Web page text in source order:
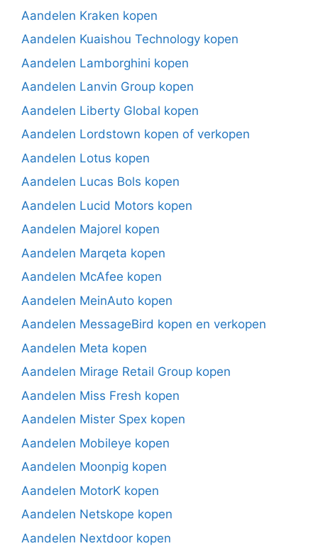
Aandelen Kraken kopen
Aandelen Kuaishou Technology kopen
Aandelen Lamborghini kopen
Aandelen Lanvin Group kopen
Aandelen Liberty Global kopen
Aandelen Lordstown kopen of verkopen
Aandelen Lotus kopen
Aandelen Lucas Bols kopen
Aandelen Lucid Motors kopen
Aandelen Majorel kopen
Aandelen Marqeta kopen
Aandelen McAfee kopen
Aandelen MeinAuto kopen
Aandelen MessageBird kopen en verkopen
Aandelen Meta kopen
Aandelen Mirage Retail Group kopen
Aandelen Miss Fresh kopen
Aandelen Mister Spex kopen
Aandelen Mobileye kopen
Aandelen Moonpig kopen
Aandelen MotorK kopen
Aandelen Netskope kopen
Aandelen Nextdoor kopen